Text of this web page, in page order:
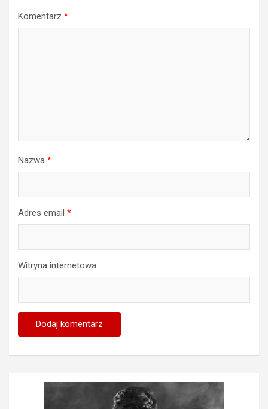
Komentarz *
Nazwa *
Adres email *
Witryna internetowa